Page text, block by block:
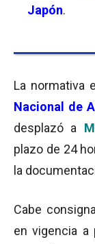
Japón.
La normativa
Nacional de
desplazó a
plazo de 24
la
Cabe
en vigencia a